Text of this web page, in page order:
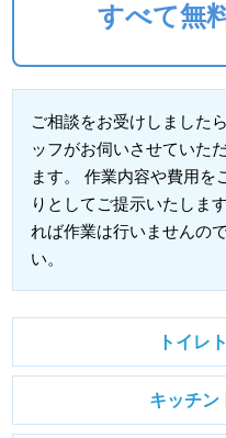
すべて無
ご相談をお受けしました
ッフがお伺いさせていた
ます。 作業内容や費用を
りとしてご提示いたしま
れば作業は行いませんの
い。
トイレ
キッチン